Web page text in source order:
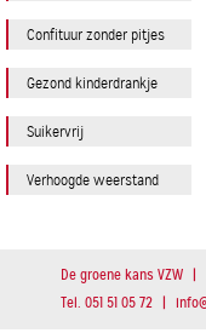
Confituur zonder pitjes
Gezond kinderdrankje
Suikervrij
Verhoogde weerstand
De groene kans VZW
Tel. 051 51 05 72
info